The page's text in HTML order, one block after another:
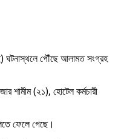
ঘটনাস্থলে পৌঁছে আলামত সংগ্রহ
শামীম (২১), হোটেল কর্মচারী
ফেলে গেছে।